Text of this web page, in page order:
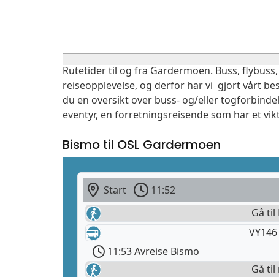
Rutetider til og fra Gardermoen. Buss,
reiseopplevelse, og derfor har vi gjort vårt
du en oversikt over buss- og/eller
eventyr, en forretningsreisende som har et
Bismo til OSL Gardermoen
Start 11:52
Gå til
11:53 Avreise Bismo
Gå til